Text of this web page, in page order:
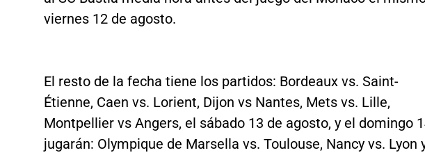
viernes 12 de agosto.
El resto de la fecha tiene los partidos: Bordeaux vs. Saint-
Étienne, Caen vs. Lorient, Dijon vs Nantes, Mets vs. Lille,
Montpellier vs Angers, el sábado 13 de agosto, y el domingo
jugarán: Olympique de Marsella vs. Toulouse, Nancy vs. Lyon